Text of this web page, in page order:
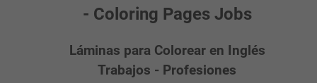
- Coloring Pages Jobs
Láminas para Colorear en Inglés
Trabajos - Profesiones